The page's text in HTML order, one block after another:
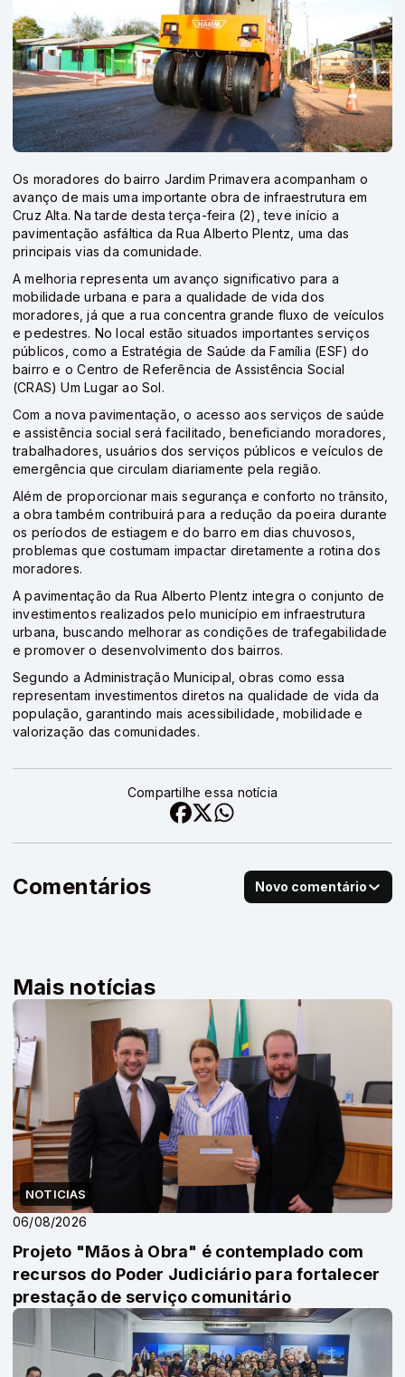
Os moradores do bairro Jardim Primavera acompanham o
avanço de mais uma importante obra de infraestrutura em
Cruz Alta. Na tarde desta terça-feira (2), teve início a
pavimentação asfáltica da Rua Alberto Plentz, uma das
principais vias da comunidade.
A melhoria representa um avanço significativo para a
mobilidade urbana e para a qualidade de vida dos
moradores, já que a rua concentra grande fluxo de veículos
e pedestres. No local estão situados importantes serviços
públicos, como a Estratégia de Saúde da Família (ESF) do
bairro e o Centro de Referência de Assistência Social
(CRAS) Um Lugar ao Sol.
Com a nova pavimentação, o acesso aos serviços de saúde
e assistência social será facilitado, beneficiando moradores,
trabalhadores, usuários dos serviços públicos e veículos de
emergência que circulam diariamente pela região.
Além de proporcionar mais segurança e conforto no trânsito,
a obra também contribuirá para a redução da poeira durante
os períodos de estiagem e do barro em dias chuvosos,
problemas que costumam impactar diretamente a rotina dos
moradores.
A pavimentação da Rua Alberto Plentz integra o conjunto de
investimentos realizados pelo município em infraestrutura
urbana, buscando melhorar as condições de trafegabilidade
e promover o desenvolvimento dos bairros.
Segundo a Administração Municipal, obras como essa
representam investimentos diretos na qualidade de vida da
população, garantindo mais acessibilidade, mobilidade e
valorização das comunidades.
Compartilhe essa notícia
Comentários Novo comentário
Mais notícias
NOTICIAS
06/08/2026
Projeto "Mãos à Obra" é contemplado com
recursos do Poder Judiciário para fortalecer
prestação de serviço comunitário